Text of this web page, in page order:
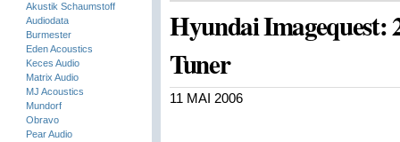
Akustik Schaumstoff
Audiodata
Burmester
Eden Acoustics
Keces Audio
Matrix Audio
MJ Acoustics
Mundorf
Obravo
Pear Audio
Hyundai
Tuner
11 MAI 2006